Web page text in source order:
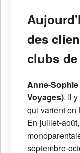
des
clubs
Anne-
Voyages). Il
qui varient en
En juillet-
septembre-